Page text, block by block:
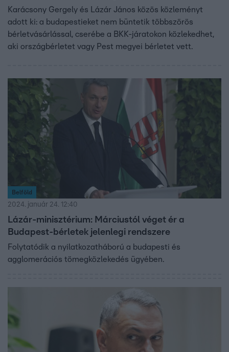
Karácsony Gergely és Lázár János közös közleményt
adott ki: a budapestieket nem büntetik többszörös
bérletvásárlással, cserébe a BKK-járatokon közlekedhet,
aki országbérletet vagy Pest megyei bérletet vett.
Belföld
2024. január 24. 12:40
Lázár-minisztérium: Márciustól véget ér a
Budapest-bérletek jelenlegi rendszere
Folytatódik a nyilatkozatháború a budapesti és
agglomerációs tömegközlekedés ügyében.